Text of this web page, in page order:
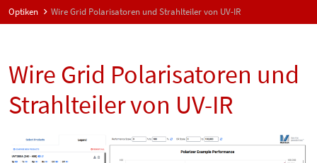
Optiken Wire Grid Polarisatoren und Strahlteiler von UV-IR
Wire Grid Polarisatoren und
Strahlteiler von UV-IR